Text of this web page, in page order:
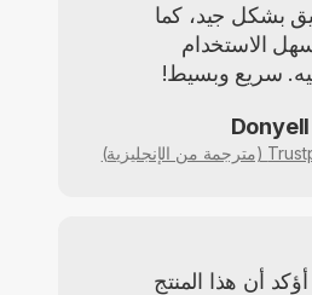
بشكل جيد، كما
الاستخدام
سريع وبسيط!
أن هذا المنتج